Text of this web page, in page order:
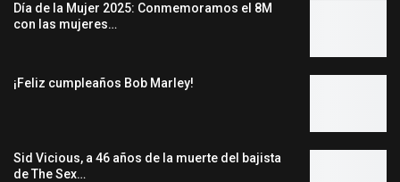
Día de la Mujer 2025: Conmemoramos el 8M
con las mujeres…
¡Feliz cumpleaños Bob Marley!
Sid Vicious, a 46 años de la muerte del bajista
de The Sex…